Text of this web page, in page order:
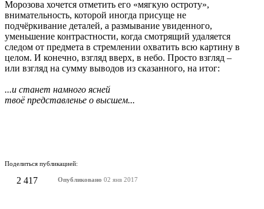
Морозова хочется отметить его «мягкую остроту»,
внимательность, которой иногда присуще не
подчёркивание деталей, а размывание увиденного,
уменьшение контрастности, когда смотрящий удаляется
следом от предмета в стремлении охватить всю картину в
целом. И конечно, взгляд вверх, в небо. Просто взгляд –
или взгляд на сумму выводов из сказанного, на итог:
...и станет намного ясней
твоё представленье о высшем...
Поделиться публикацией:
2 417 Опубликовано 02 янв 2017